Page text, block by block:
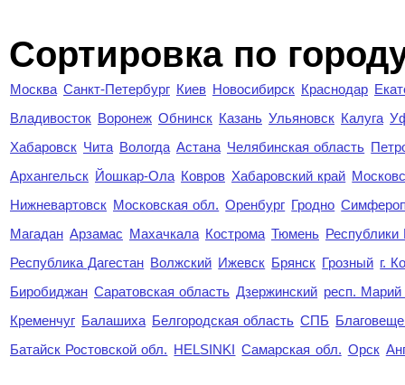
Cортировка по
Москва Санкт-Петербург Киев Новосибирск Краснодар
Владивосток Воронеж Обнинск Казань Ульяновск Калуга
Хабаровск Чита Вологда Астана Челябинская область
Архангельск Йошкар-Ола Ковров Хабаровский край
Нижневартовск Московская обл. Оренбург Гродно
Магадан Арзамас Махачкала Кострома Тюмень Республики
Республика Дагестан Волжский Ижевск Брянск Грозный г.
Биробиджан Саратовская область Дзержинский респ.
Кременчуг Балашиха Белгородская область СПБ
Батайск Ростовской обл. HELSINKI Самарская обл. Орск